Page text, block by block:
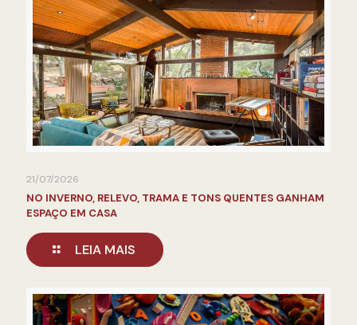
21/07/2026
NO INVERNO, RELEVO, TRAMA E TONS QUENTES GANHAM
ESPAÇO EM CASA
LEIA MAIS